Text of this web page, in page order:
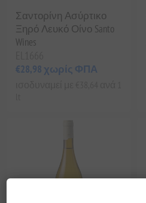
Σαντορίνη Ασύρτικο
Ξηρό Λευκό Οίνο Santo
Wines
€28,98 χωρίς ΦΠΑ